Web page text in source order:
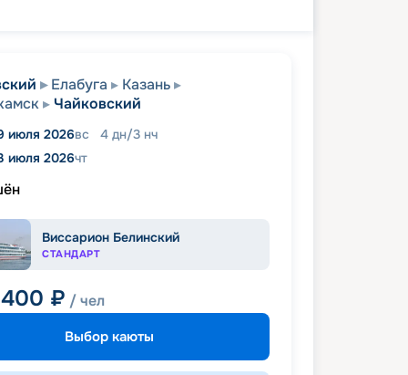
Елабуга
Казань
Чайковский
июля 2026вс 4 дн/3 нч
июля 2026чт
Виссарион Белинский
СТАНДАРТ
₽ / чел
Выбор каюты